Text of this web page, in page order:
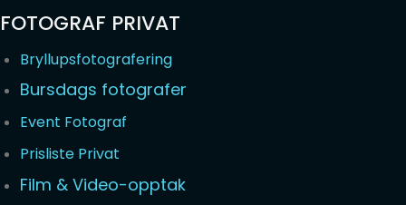
FOTOGRAF PRIVAT
Bryllupsfotografering
Bursdags fotografer
Event Fotograf
Prisliste Privat
Film & Video-opptak